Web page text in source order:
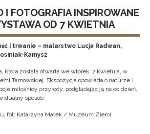
I FOTOGRAFIA INSPIROWANE
OD 7 KWIETNIA
i trwanie – malarstwo Lucja Radwan,
Kamysz
która została otwarta we wtorek, 7 kwietnia, w
Tarnowskiej. Ekspozycja opowiada o naturze i
miłośnicy przyrody, podglądając ją na co dzień,
sposób.
fot: Katarzyna Małek / Muzeum Ziemi